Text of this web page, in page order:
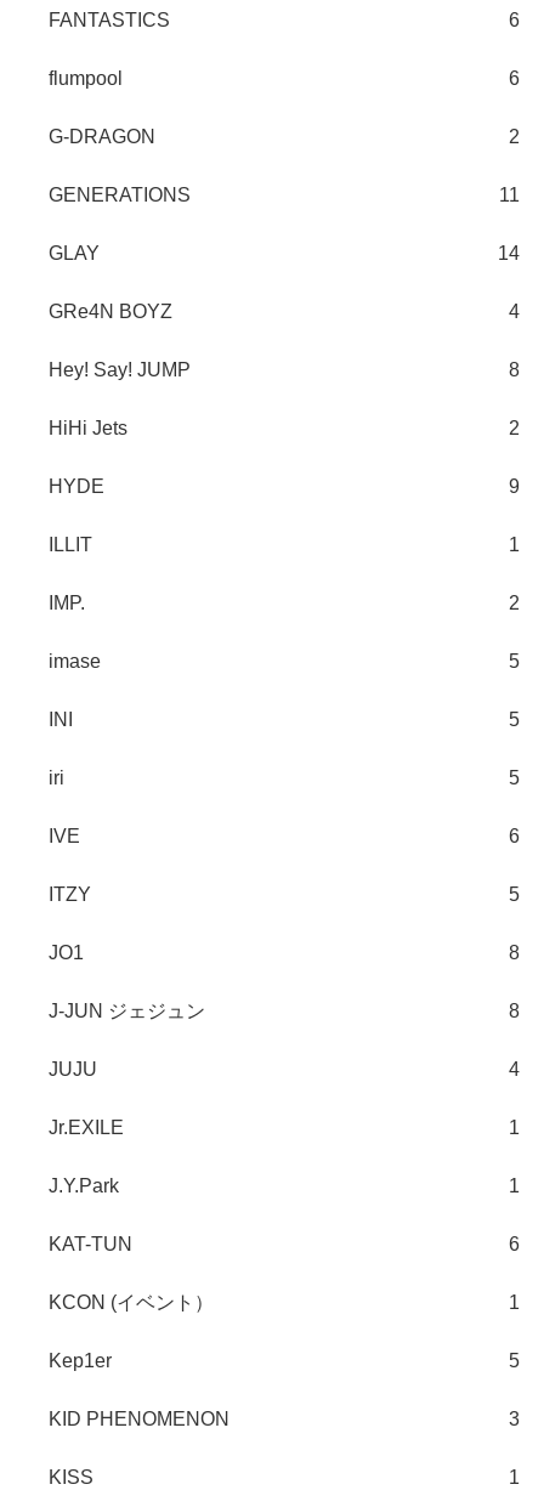
FANTASTICS 6
flumpool 6
G-DRAGON 2
GENERATIONS 11
GLAY 14
GRe4N BOYZ 4
Hey! Say! JUMP 8
HiHi Jets 2
HYDE 9
ILLIT 1
IMP. 2
imase 5
INI 5
iri 5
IVE 6
ITZY 5
JO1 8
J-JUN ジェジュン 8
JUJU 4
Jr.EXILE 1
J.Y.Park 1
KAT-TUN 6
KCON (イベント） 1
Kep1er 5
KID PHENOMENON 3
KISS 1